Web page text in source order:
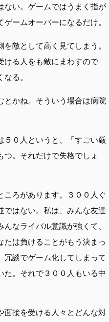
ない。ゲームではうまく指が
ームオーバーになるだけ。
敵として高く見てしまう。
ける人をも敵にまわすので
る。
とかね。そういう場合は病院
５０人というと、「すごい厳
。それだけで失格でしょ
ころがあります。３００人ぐ
ではない。私は、みんな友達
なライバル意識が強くて、
は負けることがもう決まっ
談でゲーム化してしまって
。それで３００人もいる中
面接を受ける人々とどんな対